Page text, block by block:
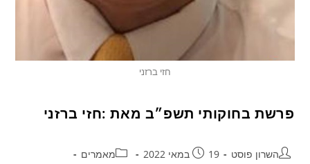
חזי ברזני
פרשת בחוקותי תשפ״ב מאת :חזי ברזני
השרון פוסט 19 במאי 2022
מאמרים